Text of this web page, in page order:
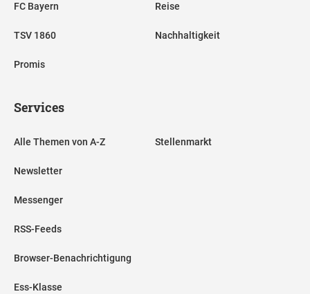
FC Bayern
TSV 1860
Promis
Reise
Nachhaltigkeit
Services
Alle Themen von A-Z
Newsletter
Messenger
RSS-Feeds
Browser-Benachrichtigung
Ess-Klasse
Stellenmarkt